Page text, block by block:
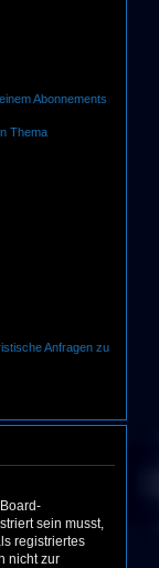
Abonnements
Thema
Anfragen zu
sein musst,
registriertes
nicht zur